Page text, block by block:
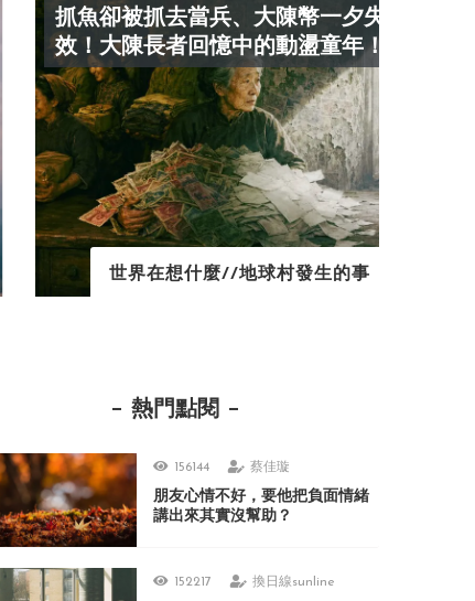
抓魚卻被抓去當兵、大陳幣一夕失
效！大陳長者回憶中的動盪童年！
世界在想什麼//地球村發生的事
熱門點閱
156144 蔡佳璇
朋友心情不好，要他把負面情緒
講出來其實沒幫助？
152217 換日線sunline